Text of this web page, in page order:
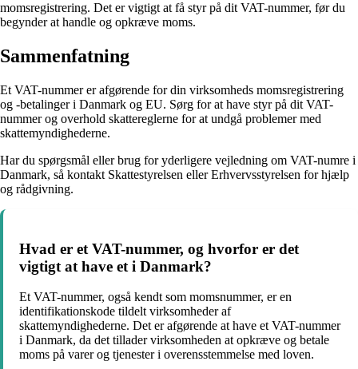
momsregistrering. Det er vigtigt at få styr på dit VAT-nummer, før du
begynder at handle og opkræve moms.
Sammenfatning
Et VAT-nummer er afgørende for din virksomheds momsregistrering
og -betalinger i Danmark og EU. Sørg for at have styr på dit VAT-
nummer og overhold skattereglerne for at undgå problemer med
skattemyndighederne.
Har du spørgsmål eller brug for yderligere vejledning om VAT-numre i
Danmark, så kontakt Skattestyrelsen eller Erhvervsstyrelsen for hjælp
og rådgivning.
Hvad er et VAT-nummer, og hvorfor er det
vigtigt at have et i Danmark?
Et VAT-nummer, også kendt som momsnummer, er en
identifikationskode tildelt virksomheder af
skattemyndighederne. Det er afgørende at have et VAT-nummer
i Danmark, da det tillader virksomheden at opkræve og betale
moms på varer og tjenester i overensstemmelse med loven.